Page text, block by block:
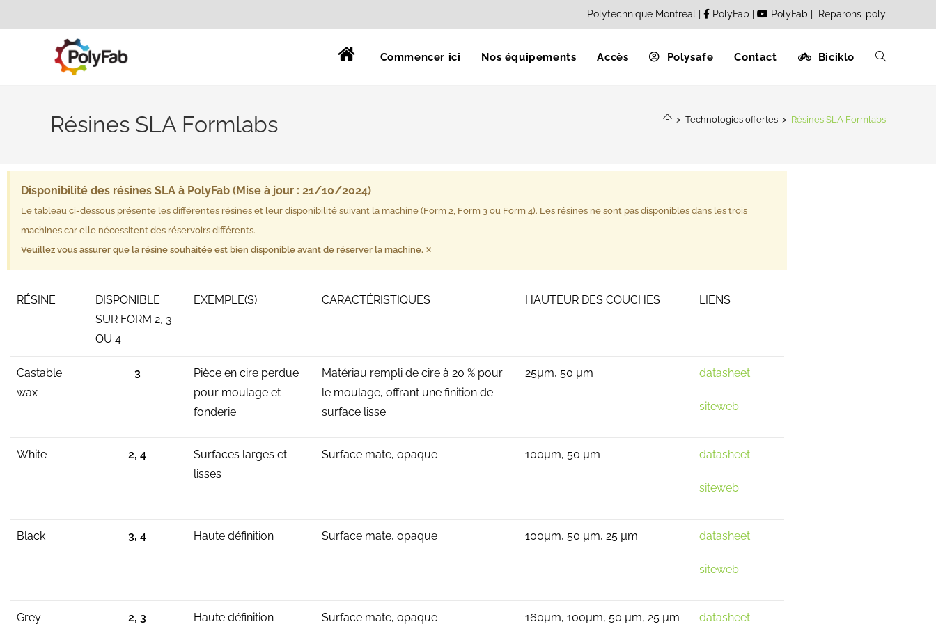
Polytechnique Montréal PolyFab PolyFab Reparons-poly
Commencer ici Nos équipements Accès Polysafe Contact Biciklo
Résines SLA Formlabs > Technologies offertes > Résines SLA Formlabs
Disponibilité des résines SLA à PolyFab (Mise à jour : 21/10/2024)
Le tableau ci-dessous présente les différentes résines et leur disponibilité suivant la machine (Form 2, Form 3 ou Form 4). Les résines ne sont pas disponibles dans les trois
machines car elle nécessitent des réservoirs différents.
Veuillez vous assurer que la résine souhaitée est bien disponible avant de réserver la machine. ×
RÉSINE
DISPONIBLE
SUR FORM 2, 3
OU 4
EXEMPLE(S) CARACTÉRISTIQUES HAUTEUR DES COUCHES LIENS
Castable
wax
3
Pièce en cire perdue
pour moulage et
fonderie
Matériau rempli de cire à 20 % pour
le moulage, offrant une finition de
surface lisse
25µm, 50 µm datasheet
siteweb
White 2, 4
Surfaces larges et
lisses
Surface mate, opaque 100µm, 50 µm datasheet
siteweb
Black 3, 4 Haute définition Surface mate, opaque 100µm, 50 µm, 25 µm datasheet
siteweb
Grey 2, 3 Haute définition Surface mate, opaque 160µm, 100µm, 50 µm, 25 µm datasheet